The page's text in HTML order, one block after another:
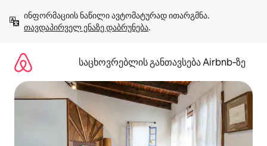
გადასვლა
თავდაპირველ ენაზე დაბრუნება.
საცხოვრებლის განთავსება Airbnb‑ზე